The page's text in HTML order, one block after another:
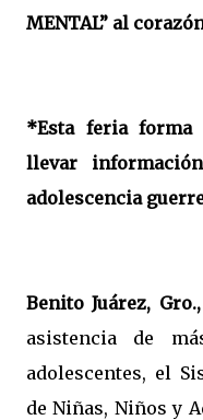
MENTAL” al
*Esta feria forma
llevar
adolescencia
Benito Juárez,
asistencia de
adolescentes, el
de Niñas, Niños y